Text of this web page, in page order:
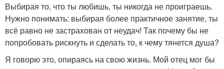
Выбирая то, что ты любишь, ты никогда не проиграешь.
Нужно понимать: выбирая более практичное занятие, ты
всё равно не застрахован от неудач! Так почему бы не
попробовать рискнуть и сделать то, к чему тянется душа?
Я говорю это, опираясь на свою жизнь. Мой отец мог бы